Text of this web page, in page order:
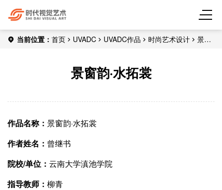
当前位置： 首页 UVADC UVADC作品 时尚艺术设计
景窗
景窗韵·水拓裳
作品名称： 景窗韵·水拓裳
作者姓名： 曾继书
院校/单位： 云南大学滇池学院
指导教师： 柳青